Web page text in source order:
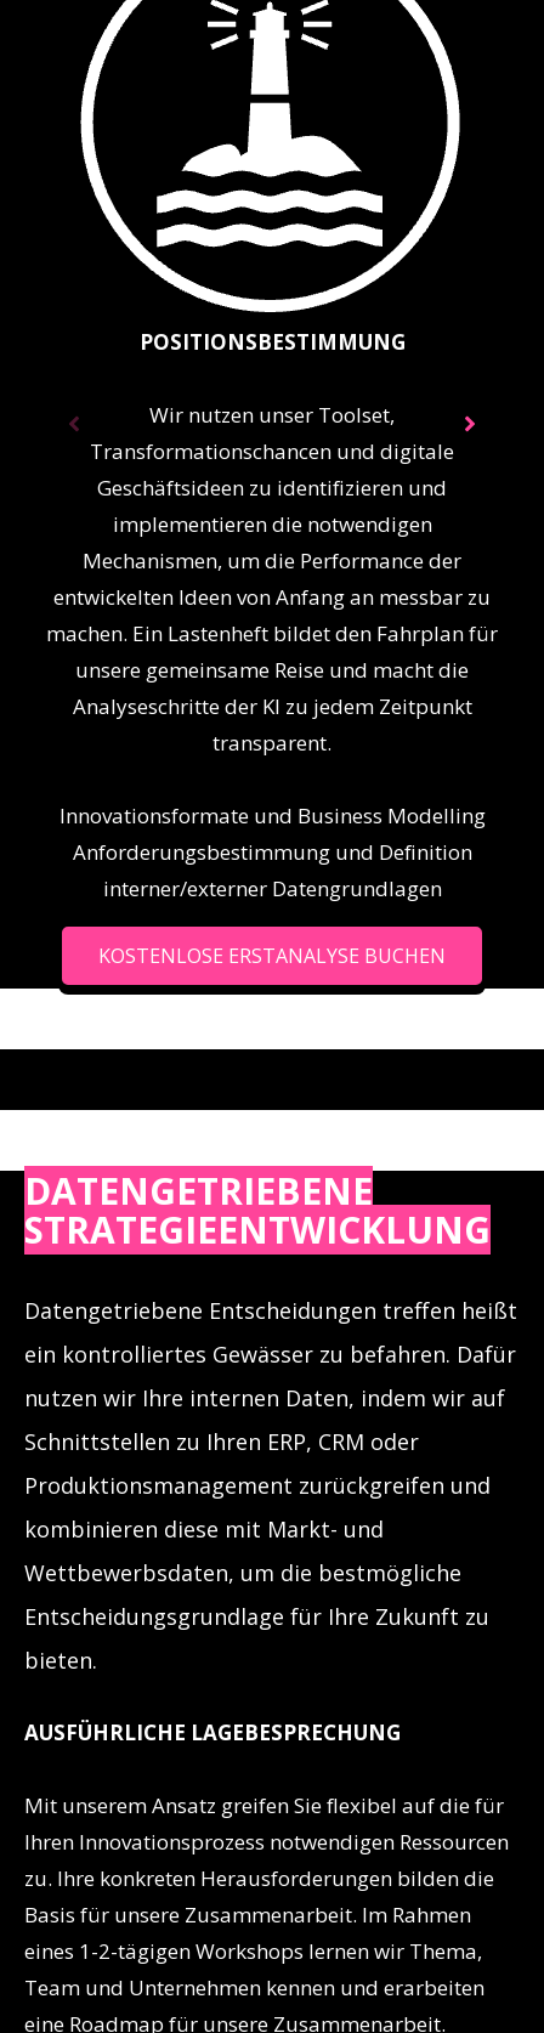
POSITIONSBESTIMMUNG
Wir nutzen unser Toolset,
Transformationschancen und digitale
Geschäftsideen zu identifizieren und
implementieren die notwendigen
Mechanismen, um die Performance der
entwickelten Ideen von Anfang an messbar zu
machen. Ein Lastenheft bildet den Fahrplan für
unsere gemeinsame Reise und macht die
Analyseschritte der KI zu jedem Zeitpunkt
transparent.
Innovationsformate und Business Modelling
Anforderungsbestimmung und Definition
interner/externer Datengrundlagen
KOSTENLOSE ERSTANALYSE BUCHEN
DATENGETRIEBENE
STRATEGIEENTWICKLUNG
Datengetriebene Entscheidungen treffen heißt
ein kontrolliertes Gewässer zu befahren. Dafür
nutzen wir Ihre internen Daten, indem wir auf
Schnittstellen zu Ihren ERP, CRM oder
Produktionsmanagement zurückgreifen und
kombinieren diese mit Markt- und
Wettbewerbsdaten, um die bestmögliche
Entscheidungsgrundlage für Ihre Zukunft zu
bieten.
AUSFÜHRLICHE LAGEBESPRECHUNG
Mit unserem Ansatz greifen Sie flexibel auf die für
Ihren Innovationsprozess notwendigen Ressourcen
zu. Ihre konkreten Herausforderungen bilden die
Basis für unsere Zusammenarbeit. Im Rahmen
eines 1-2-tägigen Workshops lernen wir Thema,
Team und Unternehmen kennen und erarbeiten
eine Roadmap für unsere Zusammenarbeit.